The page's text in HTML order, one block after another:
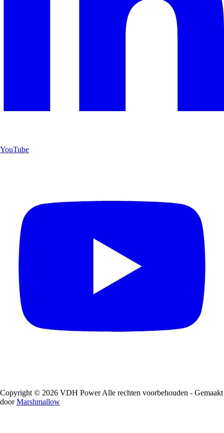
YouTube
Copyright © 2026 VDH Power Alle rechten voorbehouden - Gemaakt
doorMarshmallow